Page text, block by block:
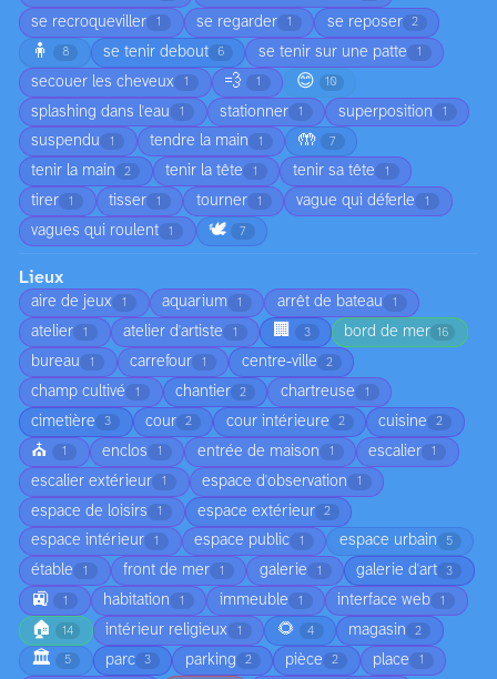
se recroqueviller
1 se regarder 1 se reposer 2
🧍 8 se tenir debout 6 se tenir sur une patte 1
secouer les cheveux 1 💨 1 😊 10
splashing dans l'eau 1 stationner 1 superposition 1
suspendu 1 tendre la main 1 🤲 7
tenir la main 2 tenir la tête 1 tenir sa tête 1
tirer 1 tisser 1 tourner 1 vague qui déferle 1
vagues qui roulent 1 🕊️ 7
Lieux
aire de jeux 1 aquarium 1 arrêt de bateau 1
atelier 1 atelier d'artiste 1 🏢 3 bord de mer 16
bureau 1 carrefour 1 centre-ville 2
champ cultivé 1 chantier 2 chartreuse 1
cimetière 3 cour 2 cour intérieure 2 cuisine 2
⛪ 1 enclos 1 entrée de maison 1 escalier 1
escalier extérieur 1 espace d'observation 1
espace de loisirs 1 espace extérieur 2
espace intérieur 1 espace public 1 espace urbain 5
étable 1 front de mer 1 galerie 1 galerie d'art 3
🚉 1 habitation 1 immeuble 1 interface web 1
🏠 14 intérieur religieux 1 🌻 4 magasin 2
🏛️ 5 parc 3 parking 2 pièce 2 place 1